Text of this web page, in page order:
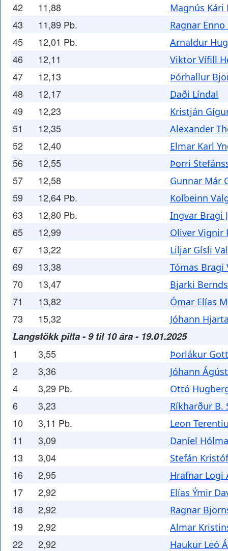
42 11,88 Magnús Kári
43 11,89 Pb. Ragnar Enno
45 12,01 Pb. Arnaldur
46 12,11 Viktor Vífill
47 12,13 Þórhallur
48 12,17 Daði Líndal
49 12,23 Kristján
51 12,35 Alexander
52 12,40 Elmar Karl
56 12,55 Þorri
57 12,58 Gunnar Már
59 12,64 Pb. Kolbeinn
63 12,80 Pb. Ingvar Bragi
65 12,99 Oliver Vignir
67 13,22 Liljar Gísli
69 13,38 Tómas Bragi
70 13,47 Bjarki
71 13,82 Ómar Elías
73 15,32 Jóhann
Langstökk pilta - 9 til 10 ára - 19.01.2025
1 3,55 Þorlákur
2 3,36 Jóhann
4 3,29 Pb. Ottó
6 3,23 Ríkharður B.
10 3,11 Pb. Leon
11 3,09 Daníel
13 3,04 Stefán
16 2,95 Hrafnar Logi
17 2,92 Elías Ýmir
18 2,92 Ragnar
19 2,92 Almar
22 2,92 Haukur Leó